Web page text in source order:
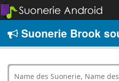
Suonerie Brook